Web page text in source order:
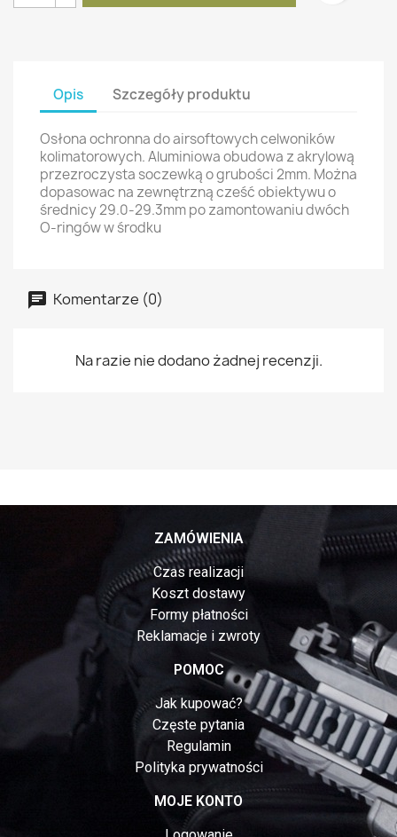
Opis Szczegóły produktu
Osłona ochronna do airsoftowych celwoników
kolimatorowych. Aluminiowa obudowa z akrylową
przezroczysta soczewką o grubości 2mm. Można
dopasowac na zewnętrzną cześć obiektywu o
średnicy 29.0-29.3mm po zamontowaniu dwóch
O-ringów w środku
Komentarze (0)
Na razie nie dodano żadnej recenzji.
ZAMÓWIENIA
Czas realizacji
Koszt dostawy
Formy płatności
Reklamacje i zwroty
POMOC
Jak kupować?
Częste pytania
Regulamin
Polityka prywatności
MOJE KONTO